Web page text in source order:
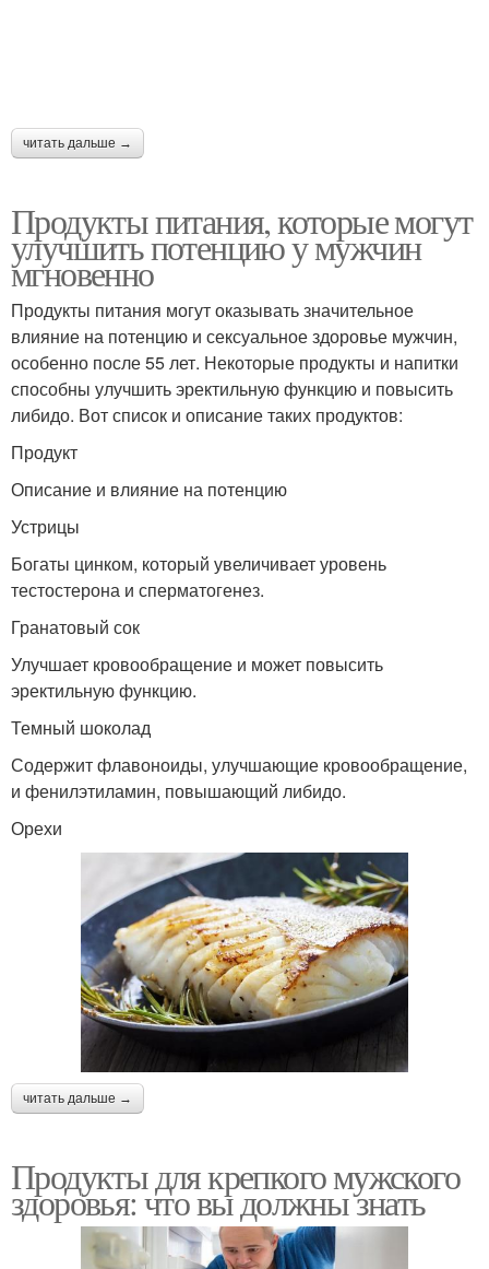
читать дальше →
Продукты питания, которые могут
улучшить потенцию у мужчин
мгновенно
Продукты питания могут оказывать значительное
влияние на потенцию и сексуальное здоровье мужчин,
особенно после 55 лет. Некоторые продукты и напитки
способны улучшить эректильную функцию и повысить
либидо. Вот список и описание таких продуктов:
Продукт
Описание и влияние на потенцию
Устрицы
Богаты цинком, который увеличивает уровень
тестостерона и сперматогенез.
Гранатовый сок
Улучшает кровообращение и может повысить
эректильную функцию.
Темный шоколад
Содержит флавоноиды, улучшающие кровообращение,
и фенилэтиламин, повышающий либидо.
Орехи
читать дальше →
Продукты для крепкого мужского
здоровья: что вы должны знать